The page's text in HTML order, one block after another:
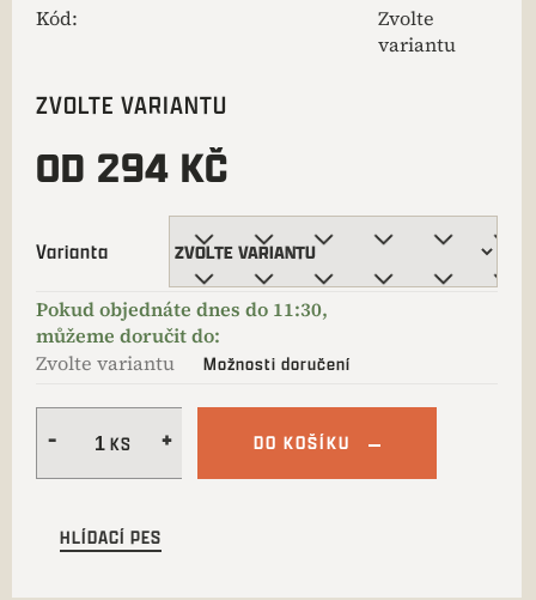
Kód:
Zvolte
variantu
ZVOLTE VARIANTU
OD 294 KČ
Varianta
Zvolte variantu Možnosti doručení
DO KOŠÍKU
HLÍDACÍ PES